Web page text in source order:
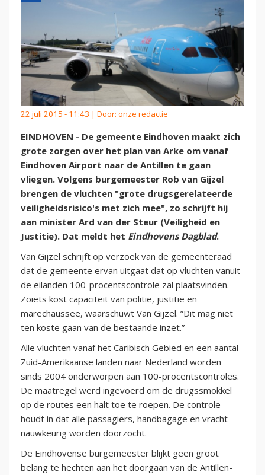
22 juli 2015 - 11:43 | Door: onze redactie
EINDHOVEN - De gemeente Eindhoven maakt zich
grote zorgen over het plan van Arke om vanaf
Eindhoven Airport naar de Antillen te gaan
vliegen. Volgens burgemeester Rob van Gijzel
brengen de vluchten "grote drugsgerelateerde
veiligheidsrisico's met zich mee", zo schrijft hij
aan minister Ard van der Steur (Veiligheid en
Justitie). Dat meldt het Eindhovens Dagblad.
Van Gijzel schrijft op verzoek van de gemeenteraad
dat de gemeente ervan uitgaat dat op vluchten vanuit
de eilanden 100-procentscontrole zal plaatsvinden.
Zoiets kost capaciteit van politie, justitie en
marechaussee, waarschuwt Van Gijzel. ”Dit mag niet
ten koste gaan van de bestaande inzet.”
Alle vluchten vanaf het Caribisch Gebied en een aantal
Zuid-Amerikaanse landen naar Nederland worden
sinds 2004 onderworpen aan 100-procentscontroles.
De maatregel werd ingevoerd om de drugssmokkel
op de routes een halt toe te roepen. De controle
houdt in dat alle passagiers, handbagage en vracht
nauwkeurig worden doorzocht.
De Eindhovense burgemeester blijkt geen groot
belang te hechten aan het doorgaan van de Antillen-